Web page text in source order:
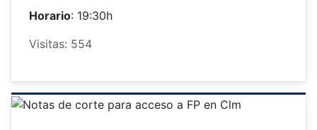
Horario: 19:30h
Visitas: 554